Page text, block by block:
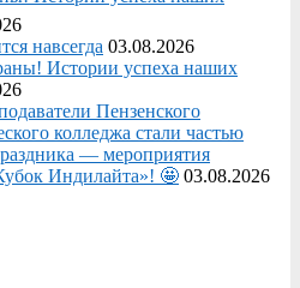
навсегда 03.08.2026
Истории успеха наших
Пензенского
колледжа стали частью
— мероприятия
Индилайта»! 🤩 03.08.2026